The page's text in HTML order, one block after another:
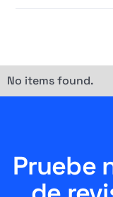
No items found.
Pruebe